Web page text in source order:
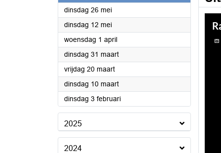
dinsdag 26 mei2026
dinsdag 12 mei2026
woensdag 1 april2026
dinsdag 31 maart2026
vrijdag 20 maart2026
dinsdag 10 maart2026
dinsdag 3 februari2026
2025
2024